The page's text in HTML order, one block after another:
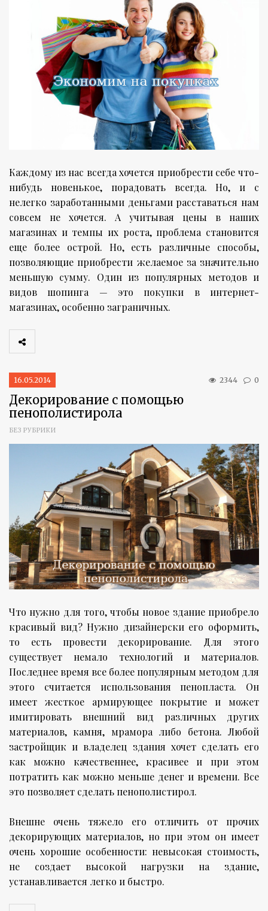
Каждому из нас всегда хочется приобрести себе что-
нибудь новенькое, порадовать всегда. Но, и с
нелегко заработанными деньгами расставаться нам
совсем не хочется. А учитывая цены в наших
магазинах и темпы их роста, проблема становится
еще более острой. Но, есть различные способы,
позволяющие приобрести желаемое за значительно
меньшую сумму. Один из популярных методов и
видов шопинга — это покупки в интернет-
магазинах, особенно заграничных.
16.05.2014 2344 0
Декорирование с помощью
пенополистирола
БЕЗ РУБРИКИ
Что нужно для того, чтобы новое здание приобрело
красивый вид? Нужно дизайнерски его оформить,
то есть провести декорирование. Для этого
существует немало технологий и материалов.
Последнее время все более популярным методом для
этого считается использования пенопласта. Он
имеет жесткое армирующее покрытие и может
имитировать внешний вид различных других
материалов, камня, мрамора либо бетона. Любой
застройщик и владелец здания хочет сделать его
как можно качественнее, красивее и при этом
потратить как можно меньше денег и времени. Все
это позволяет сделать пенополистирол.
Внешне очень тяжело его отличить от прочих
декорирующих материалов, но при этом он имеет
очень хорошие особенности: невысокая стоимость,
не создает высокой нагрузки на здание,
устанавливается легко и быстро.